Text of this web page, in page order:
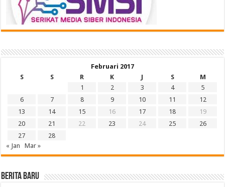
Februari 2017
S
S R K J S
M
1
2 3 4
5
6
7 8 9 10 11
12
13
14 15 16 17 18
19
20
21 22 23 24 25
26
27
28
« Jan
Mar »
BERITA BARU